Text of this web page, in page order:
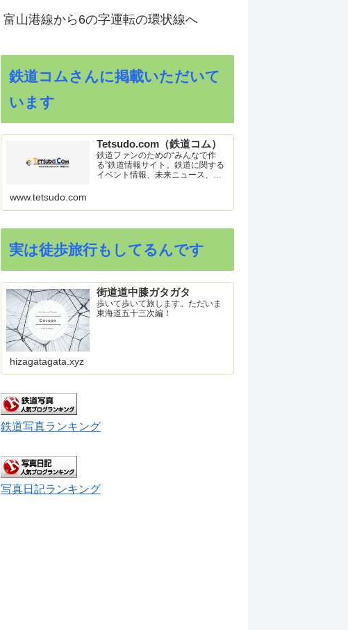
富山港線から6の字運転の環状線へ
鉄道コムさんに掲載いただいて
います
Tetsudo.com（鉄道コム）
鉄道ファンのための“みんなで作
る”鉄道情報サイト。鉄道に関する
イベント情報、未来ニュース、車
ク集や、参加型ゲーム「駅つなゲ
www.tetsudo.com
実は徒歩旅行もしてるんです
街道道中膝ガタガタ
歩いて歩いて旅します。ただいま
東海道五十三次編！
hizagatagata.xyz
鉄道写真ランキング
写真日記ランキング